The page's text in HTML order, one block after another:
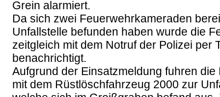
Grein alarmiert.
Da sich zwei Feuerwehrkameraden
Unfallstelle befunden haben wurde die
zeitgleich mit dem Notruf der Polizei per
benachrichtigt.
Aufgrund der Einsatzmeldung fuhren die
mit dem Rüstlöschfahrzeug 2000 zur